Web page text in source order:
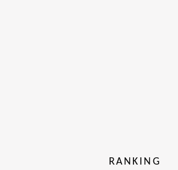
RANKING